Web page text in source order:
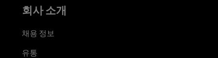
회사 소개
채용 정보
유통